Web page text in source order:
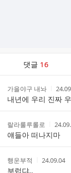
댓글 16
스
작
성
자
가을야구 내놔
작
성
시
간
내년에 우리 진짜
작
성
자
랄라룰루롤로
작
성
시
간
얘들아 떠나지마
작
성
행운부적
작
24.09.04
부럽댜..